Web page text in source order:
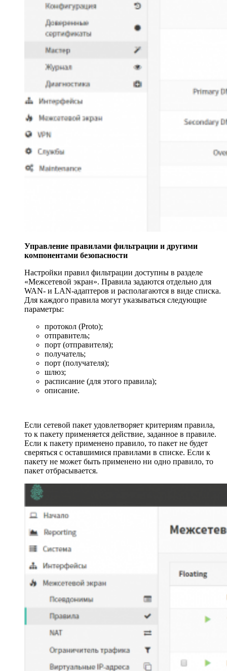
Управление правилами фильтрации и другими
компонентами безопасности
Настройки правил фильтрации доступны в разделе
«Межсетевой экран». Правила задаются отдельно для
WAN- и LAN-адаптеров и располагаются в виде списка.
Для каждого правила могут указываться следующие
параметры:
протокол (Proto);
отправитель;
порт (отправителя);
получатель;
порт (получателя);
шлюз;
расписание (для этого правила);
описание.
Если сетевой пакет удовлетворяет критериям правила,
то к пакету применяется действие, заданное в правиле.
Если к пакету применено правило, то пакет не будет
сверяться с оставшимися правилами в списке. Если к
пакету не может быть применено ни одно правило, то
пакет отбрасывается.